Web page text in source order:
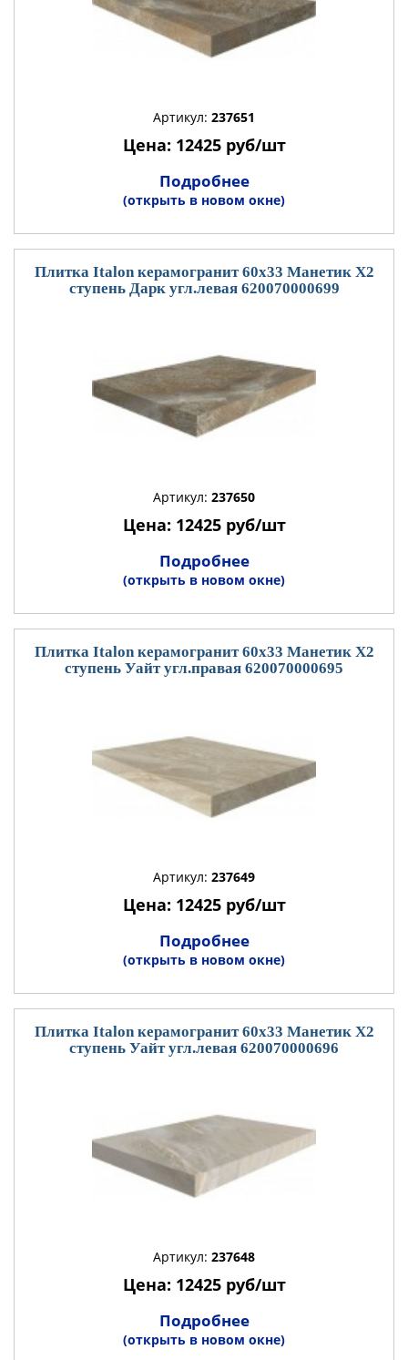
Артикул: 237651
Цена: 12425 руб/шт
Подробнее
(открыть в новом окне)
Плитка Italon керамогранит 60x33 Манетик Х2
ступень Дарк угл.левая 620070000699
Артикул: 237650
Цена: 12425 руб/шт
Подробнее
(открыть в новом окне)
Плитка Italon керамогранит 60x33 Манетик Х2
ступень Уайт угл.правая 620070000695
Артикул: 237649
Цена: 12425 руб/шт
Подробнее
(открыть в новом окне)
Плитка Italon керамогранит 60x33 Манетик Х2
ступень Уайт угл.левая 620070000696
Артикул: 237648
Цена: 12425 руб/шт
Подробнее
(открыть в новом окне)